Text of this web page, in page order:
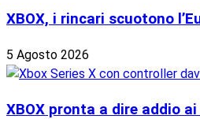
XBOX, i rincari scuotono
5 Agosto 2026
XBOX pronta a dire addio